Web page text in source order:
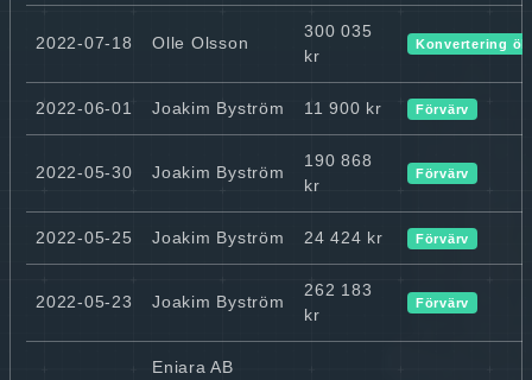
2022-07-18 Olle Olsson
300 035
kr
Konvertering
2022-06-01 Joakim Byström 11 900 kr Förvärv
2022-05-30 Joakim Byström
190 868
kr
Förvärv
2022-05-25 Joakim Byström 24 424 kr Förvärv
2022-05-23 Joakim Byström
262 183
kr
Förvärv
Eniara AB